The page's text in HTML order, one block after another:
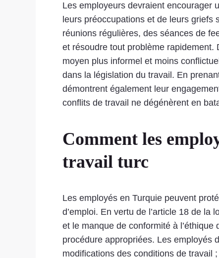
Les employeurs devraient encourager
leurs préoccupations et de leurs griefs
réunions régulières, des séances de
et résoudre tout problème rapidement.
moyen plus informel et moins
dans la législation du travail. En
démontrent également leur
conflits de travail ne dégénèrent en
Comment les
travail turc
Les employés en Turquie peuvent
d’emploi. En vertu de l’article 18 de
et le manque de conformité à
procédure appropriées. Les employés
modifications des conditions de travail